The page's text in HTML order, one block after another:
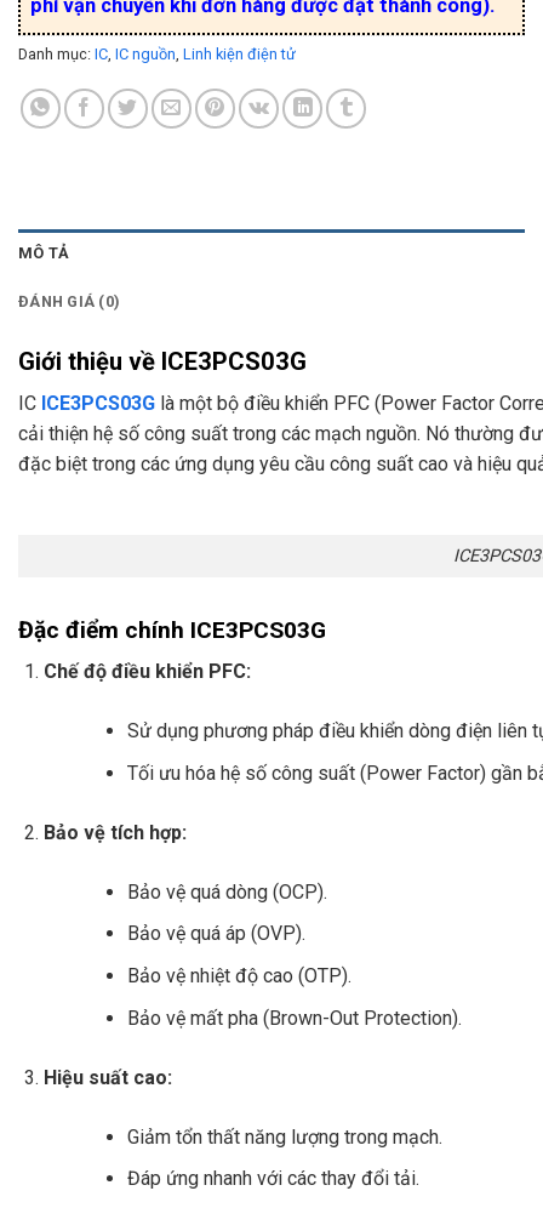
phí vận chuyển khi đơn hàng được đặt thành công).
Danh mục: IC IC nguồn Linh kiện điện tử
MÔ TẢ
ĐÁNH GIÁ (0)
Giới thiệu về ICE3PCS03G
IC ICE3PCS03G là một bộ điều khiển PFC (Power Factor
cải thiện hệ số công suất trong các mạch nguồn. Nó thường
đặc biệt trong các ứng dụng yêu cầu công suất cao và hiệu
Đặc điểm chính ICE3PCS03G
Chế độ điều khiển PFC:
Sử dụng phương pháp điều khiển dòng điện liên
Tối ưu hóa hệ số công suất (Power Factor) gần
Bảo vệ tích hợp:
Bảo vệ quá dòng (OCP).
Bảo vệ quá áp (OVP).
Bảo vệ nhiệt độ cao (OTP).
Bảo vệ mất pha (Brown-Out Protection).
Hiệu suất cao:
Giảm tổn thất năng lượng trong mạch.
Đáp ứng nhanh với các thay đổi tải.